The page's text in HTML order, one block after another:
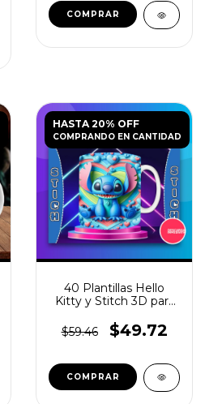
HASTA 20% OFF
COMPRANDO EN CANTIDAD
40 Plantillas Hello
Kitty y Stitch 3D para
$59.46
$49.72